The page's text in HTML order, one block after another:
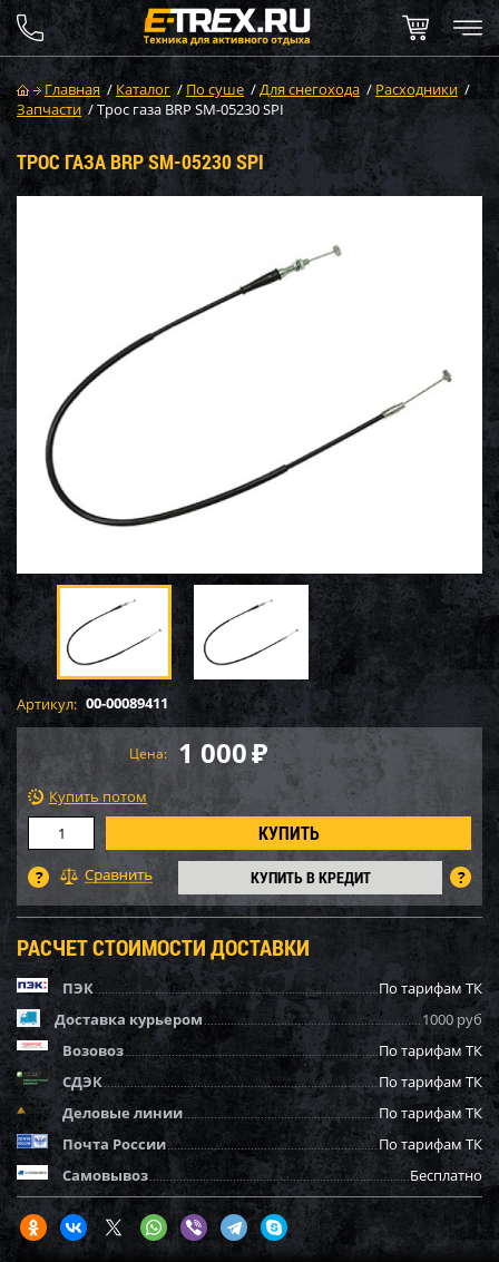
Главная / Каталог / По суше /Для снегохода /Расходники /
Запчасти /Трос газа BRP SM-05230 SPI
ТРОС ГАЗА BRP SM-05230 SPI
Артикул: 00-00089411
Цена: 1 000₽
Купить потом
КУПИТЬ В КРЕДИТ
РАСЧЕТ СТОИМОСТИ ДОСТАВКИ
ПЭК
По тарифам ТК
Доставка курьером
1000 руб
Возовоз
По тарифам ТК
СДЭК
По тарифам ТК
Деловые линии
По тарифам ТК
Почта России
По тарифам ТК
Самовывоз
Бесплатно